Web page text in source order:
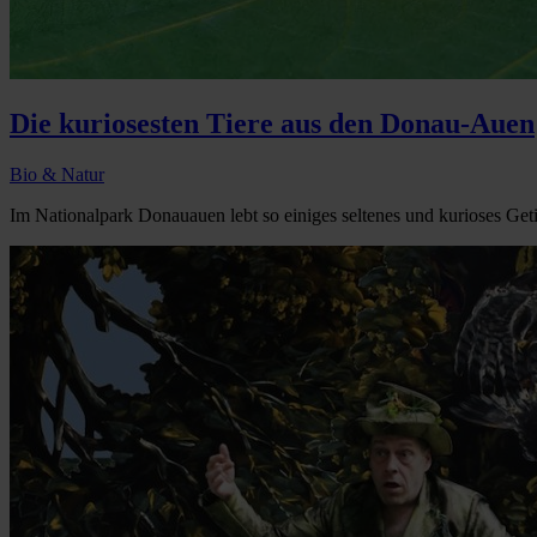
Die kuriosesten Tiere aus den Donau-Auen
Bio & Natur
Im Nationalpark Donauauen lebt so einiges seltenes und kurioses